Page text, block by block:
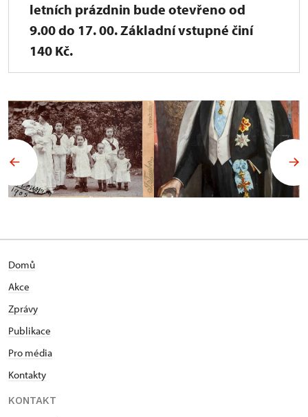
letních prázdnin bude otevřeno od
9.00 do 17. 00. Základní vstupné činí
140 Kč.
Domů
Akce
Zprávy
Publikace
Pro média
Kontakty
KONTAKT